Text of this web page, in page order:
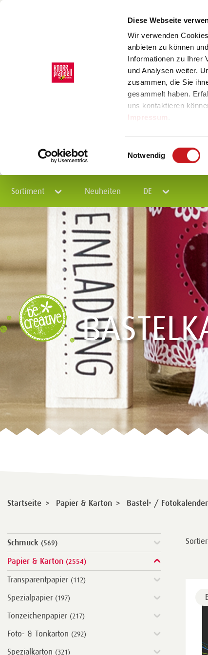
Diese Webseite
Wir verwenden
anbieten zu können
Informationen zu Ihrer
und Analysen weiter.
zusammen, die Sie
gesammelt haben.
uns kontaktieren
Impressum
Einwilligungsauswahl
Notwendig
Sortiment Neuheiten DE
Startseite > Papier & Karton > Bastel- / Fotokalender
Schmuck (569)
Papier & Karton (2554)
Transparentpapier (112)
Spezialpapier (197)
Tonzeichenpapier (217)
Foto- & Tonkarton (292)
Spezialkarton (321)